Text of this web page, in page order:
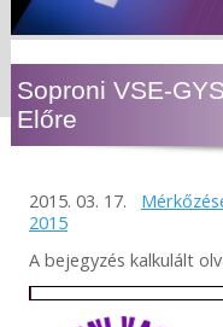
Soproni VSE-
Előre
2015. 03. 17.
2015
A bejegyzés kalkulált